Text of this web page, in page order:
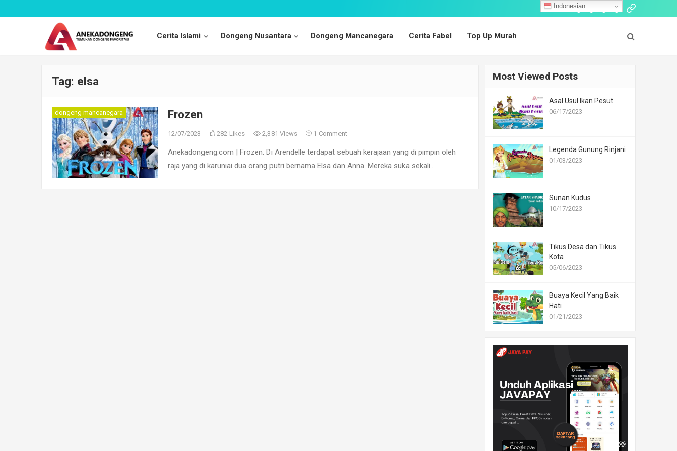
Follow: CeritaDongengDongeng
CeritaTop
Murah
Cerita Islami Dongeng Nusantara Dongeng Mancanegara Cerita Fabel Top Up Murah
Tag: elsa
dongeng mancanegara Frozen
12/07/2023 282 Likes 2,381 Views 1 Comment
Anekadongeng.com | Frozen. Di Arendelle terdapat sebuah kerajaan yang di pimpin oleh
raja yang di karuniai dua orang putri bernama Elsa dan Anna. Mereka suka sekali…
Most Viewed Posts
Asal Usul Ikan Pesut
06/17/2023
Legenda Gunung Rinjani
01/03/2023
Sunan Kudus
10/17/2023
Tikus Desa dan Tikus
Kota
05/06/2023
Buaya Kecil Yang Baik
Hati
01/21/2023
Indonesian